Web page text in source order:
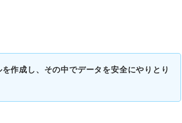
作成し、その中でデータを安全にやりとり